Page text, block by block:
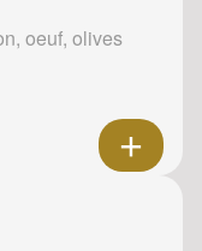
oeuf, olives